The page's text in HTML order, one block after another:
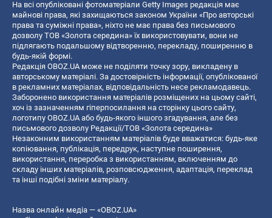
На всі опубліковані фотоматеріали Getty Images редакція має
майнові права, які захищаються законом України «Про авторські
права та суміжні права», ніхто не має права без письмового
дозволу ТОВ «Золота середина» їх використовувати, вони не
підлягають подальшому відтворенню, перекладу, поширенню в
будь-якій формі.
Редакція OBOZ.UA може не поділяти точку зору, викладену в
авторському матеріалі. За достовірність інформації, опублікованої
в рекламних матеріалах, відповідальність несе рекламодавець.
Заборонено використання матеріалів розміщених на цьому сайті,
хоч із зазначенням гіперпосилання на сторінку цього сайту,
логотипу OBOZ.UA або будь-якого іншого згадування, але без
письмового дозволу Редакції/ТОВ «Золота середина»
Незаконним використанням матеріалів буде вважатися: будь-яке
копiювання, публiкацiя, передрук, наступне поширення,
використання, переробка з використанням, включенням до
складу інших матеріалів, розповсюдження, адаптація, переклад
та інші подібні зміни матеріалу.
Назва онлайн медіа — «OBOZ.UA»